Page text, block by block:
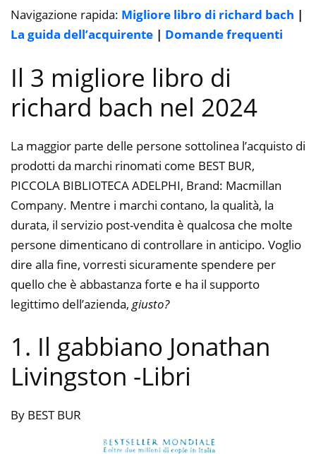
Navigazione rapida: Migliore libro di richard bach |
La guida dell’acquirente | Domande frequenti
Il 3 migliore libro di
richard bach nel 2024
La maggior parte delle persone sottolinea l’acquisto di
prodotti da marchi rinomati come BEST BUR,
PICCOLA BIBLIOTECA ADELPHI, Brand: Macmillan
Company. Mentre i marchi contano, la qualità, la
durata, il servizio post-vendita è qualcosa che molte
persone dimenticano di controllare in anticipo. Voglio
dire alla fine, vorresti sicuramente spendere per
quello che è abbastanza forte e ha il supporto
legittimo dell’azienda, giusto?
1. Il gabbiano Jonathan
Livingston -Libri
By BEST BUR